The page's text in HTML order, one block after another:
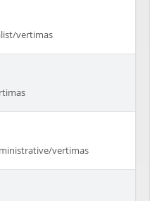
vertimas
vertimas